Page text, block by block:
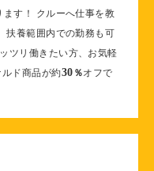
ます！ クルーへ仕事を教
扶養範囲内での勤務も可
ツリ働きたい方、お気軽
ド商品が約30 ％オフで